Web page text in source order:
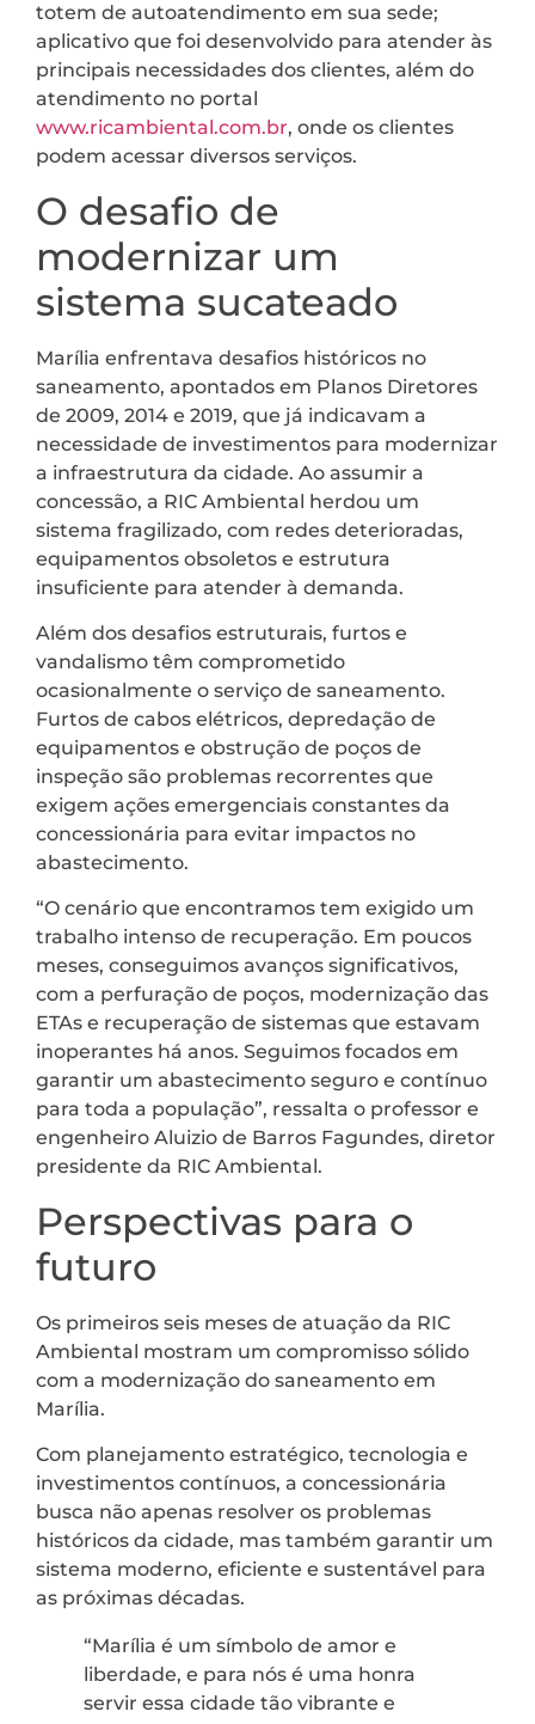
totem de autoatendimento em sua sede;
aplicativo que foi desenvolvido para atender às
principais necessidades dos clientes, além do
atendimento no portal
www.ricambiental.com.br, onde os clientes
podem acessar diversos serviços.
O desafio de
modernizar um
sistema sucateado
Marília enfrentava desafios históricos no
saneamento, apontados em Planos Diretores
de 2009, 2014 e 2019, que já indicavam a
necessidade de investimentos para modernizar
a infraestrutura da cidade. Ao assumir a
concessão, a RIC Ambiental herdou um
sistema fragilizado, com redes deterioradas,
equipamentos obsoletos e estrutura
insuficiente para atender à demanda.
Além dos desafios estruturais, furtos e
vandalismo têm comprometido
ocasionalmente o serviço de saneamento.
Furtos de cabos elétricos, depredação de
equipamentos e obstrução de poços de
inspeção são problemas recorrentes que
exigem ações emergenciais constantes da
concessionária para evitar impactos no
abastecimento.
“O cenário que encontramos tem exigido um
trabalho intenso de recuperação. Em poucos
meses, conseguimos avanços significativos,
com a perfuração de poços, modernização das
ETAs e recuperação de sistemas que estavam
inoperantes há anos. Seguimos focados em
garantir um abastecimento seguro e contínuo
para toda a população”, ressalta o professor e
engenheiro Aluizio de Barros Fagundes, diretor
presidente da RIC Ambiental.
Perspectivas para o
futuro
Os primeiros seis meses de atuação da RIC
Ambiental mostram um compromisso sólido
com a modernização do saneamento em
Marília.
Com planejamento estratégico, tecnologia e
investimentos contínuos, a concessionária
busca não apenas resolver os problemas
históricos da cidade, mas também garantir um
sistema moderno, eficiente e sustentável para
as próximas décadas.
“Marília é um símbolo de amor e
liberdade, e para nós é uma honra
servir essa cidade tão vibrante e